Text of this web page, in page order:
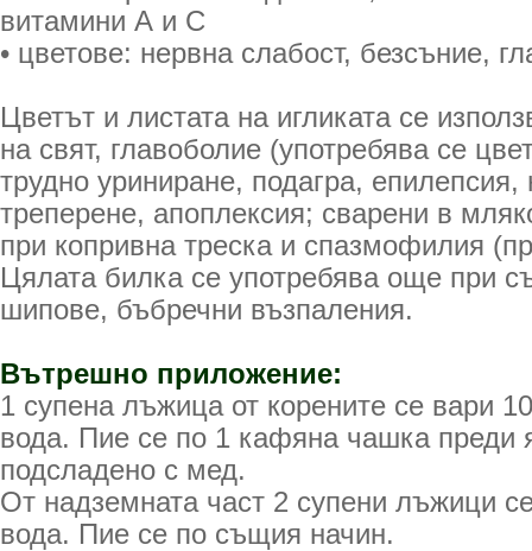
витамини А и С
• цветове: нервна слабост, безсъние,
Цветът и листата на игликата се
на свят, главоболие (употребява се
трудно уриниране, подагра, епилепсия,
треперене, апоплексия; сварени в
при копривна треска и спазмофилия
Цялата билка се употребява още при
шипове, бъбречни възпаления.
Вътрешно приложение:
1 супена лъжица от корените се вари
вода. Пие се по 1 кафяна чашка преди
подсладено с мед.
От надземната част 2 супени лъжици
вода. Пие се по същия начин.